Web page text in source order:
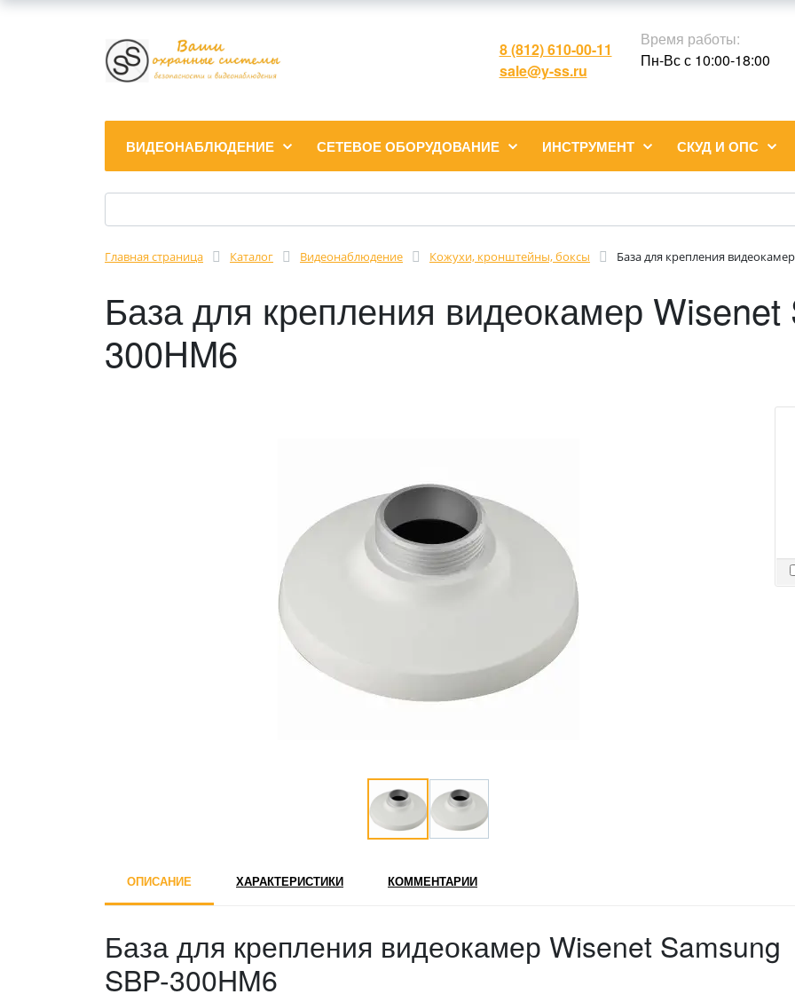
8 (812) 610-00-11
sale@y-ss.ru
Время работы:
Пн-Вс с 10:00-18:00
ВИДЕОНАБЛЮДЕНИЕ СЕТЕВОЕ ОБОРУДОВАНИЕ ИНСТРУМЕНТ СКУД И ОПС
Главная страница Каталог Видеонаблюдение Кожухи, кронштейны, боксы База для крепления
База для крепления видеокамер
300HM6
ОПИСАНИЕ ХАРАКТЕРИСТИКИ КОММЕНТАРИИ
База для крепления видеокамер Wisenet Samsung
SBP-300HM6